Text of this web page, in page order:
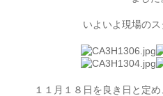
いよいよ現場のス
１１月１８日を良き日と定